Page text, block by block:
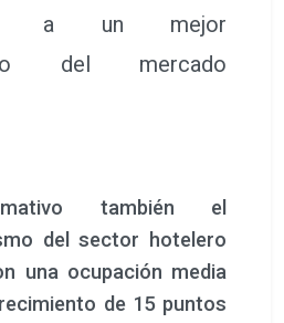
a un mejor
del mercado
también el
del sector hotelero
una ocupación media
de 15 puntos